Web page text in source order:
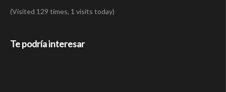
(Visited 129 times, 1 visits today)
Te podría interesar